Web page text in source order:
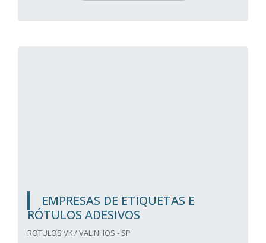
EMPRESAS DE ETIQUETAS E
RÓTULOS ADESIVOS
ROTULOS VK / VALINHOS - SP